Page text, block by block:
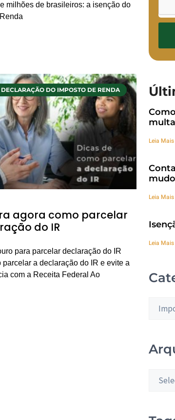
milhões de brasileiros: a isenção do
DECLARAÇÃO DO IMPOSTO DE RENDA
agora como parcelar
do IR
para parcelar declaração do IR
parcelar a declaração do IR e evite a
com a Receita Federal Ao
Leia Mais
Leia Mais
Leia Mais